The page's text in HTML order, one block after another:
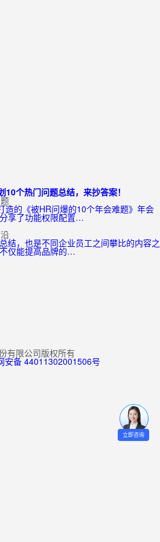
个热门问题总结，来抄答案！
造的《被HR问爆的10个年会难题》年会
享了功能权限配置…
结，也是不同企业员工之间攀比的内容之
仅能提高品牌的…
有限公司版权所有
安备 44011302001506号
立即咨询